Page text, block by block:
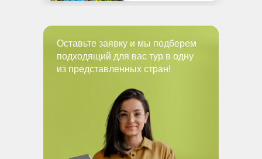
Оставьте заявку и мы подберем
подходящий для вас тур в одну
из представленных стран!